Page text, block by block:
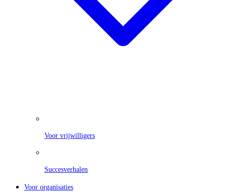
Voor vrijwilligers
Succesverhalen
Voor organisaties